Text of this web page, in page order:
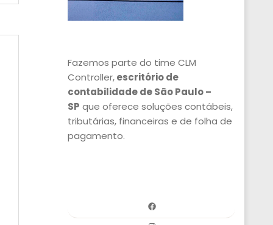
Fazemos parte do time CLM
Controller,escritório de
contabilidade de São Paulo –
SP que oferece soluções contábeis,
tributárias, financeiras e de folha de
pagamento.